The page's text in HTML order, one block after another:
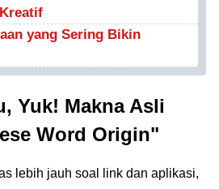
yang Sering Bikin
Yuk! Makna Asli
Word Origin"
lebih jauh soal link dan aplikasi,